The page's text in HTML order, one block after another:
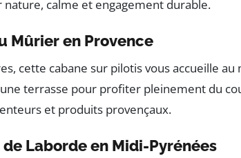
calme et engagement durable.
Mûrier en Provence
cette cabane sur pilotis vous accueille
terrasse pour profiter pleinement du
et produits provençaux.
de Laborde en Midi-Pyrénées